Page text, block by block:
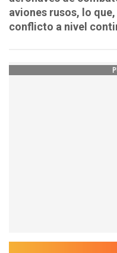
aviones rusos, lo
conflicto a nivel